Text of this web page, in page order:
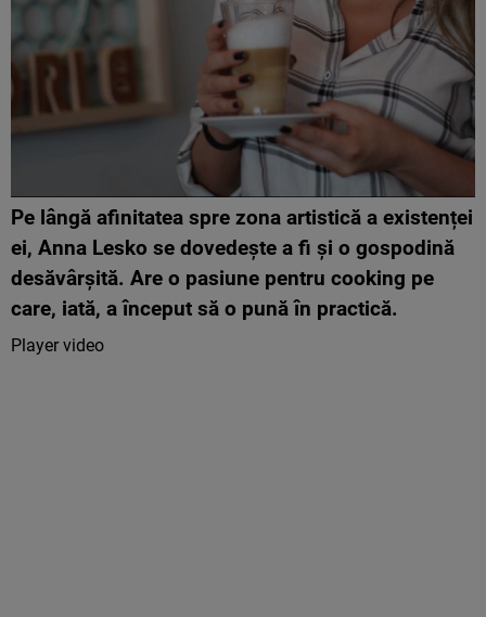
Pe lângă afinitatea spre zona artistică a existenței
ei, Anna Lesko se dovedește a fi și o gospodină
desăvârșită. Are o pasiune pentru cooking pe
care, iată, a început să o pună în practică.
Player video